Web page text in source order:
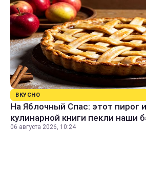
ВКУСНО
На Яблочный Спас: этот пирог
кулинарной книги пекли наши
06 августа 2026, 10:24